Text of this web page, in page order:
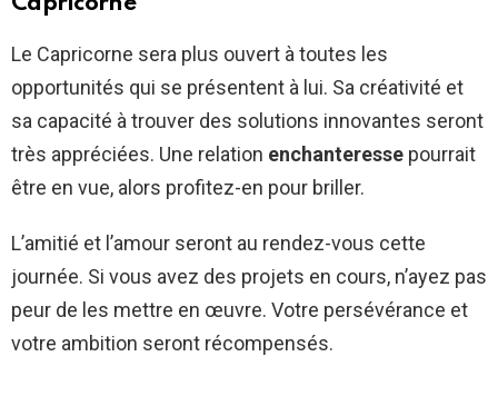
Le Capricorne sera plus ouvert à toutes les
opportunités qui se présentent à lui. Sa créativité et
sa capacité à trouver des solutions innovantes seront
très appréciées. Une relation enchanteresse pourrait
être en vue, alors profitez-en pour briller.
L’amitié et l’amour seront au rendez-vous cette
journée. Si vous avez des projets en cours, n’ayez pas
peur de les mettre en œuvre. Votre persévérance et
votre ambition seront récompensés.